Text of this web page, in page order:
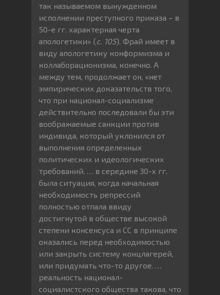
так называемом вынужденном
исполнении преступного приказа – в
50-е гг. характерная черта
апологетики» (с. 105). Фрай имеет в
виду апологетику конформизма и
коллаборационизма, конечно. А
между тем, продолжает он, «нет
эмпирических доказательств того,
что при национал-социализме
действительно последовали бы эти
воображаемые санкции против
индивида, который уклонился от
выполнения определенных
политических и идеологических
требований. … в середине 30-х гг.
была ситуация, когда начальная
необходимость репрессий
полностью отпала ввиду
достигнутой в обществе высокой
степени консенсуса и СС в принципе
оказались перед необходимостью
или закрыть систему концлагерей,
или придумать что-то другое. …
реальность национал-
социалистского общества такова, что